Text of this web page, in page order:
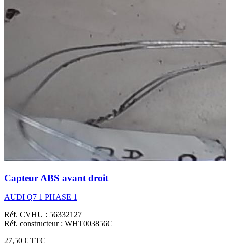
Capteur ABS avant droit
AUDI Q7 1 PHASE 1
Réf. CVHU : 56332127
Réf. constructeur : WHT003856C
27,50 € TTC